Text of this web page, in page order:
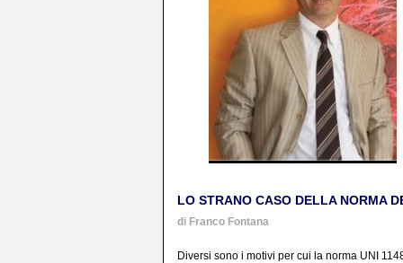
LO STRANO CASO DELLA NORMA
di Franco Fontana
Diversi sono i motivi per cui la norma UNI